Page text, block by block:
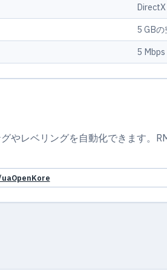
5 GB
5 Mbps
やレベリングを自動化できます。